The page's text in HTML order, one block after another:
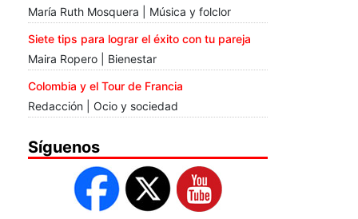
María Ruth Mosquera | Música y folclor
Siete tips para lograr el éxito con tu pareja
Maira Ropero | Bienestar
Colombia y el Tour de Francia
Redacción | Ocio y sociedad
Síguenos